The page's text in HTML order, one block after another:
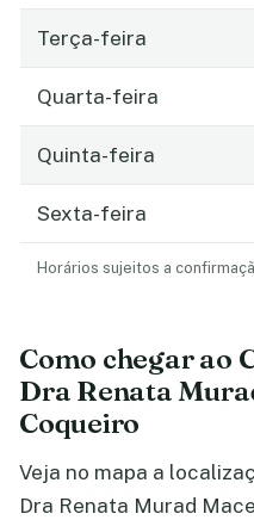
Terça-feira
Quarta-feira
Quinta-feira
Sexta-feira
Horários sujeitos a
Como chegar ao
Dra Renata
Coqueiro
Veja no mapa a
Dra Renata Murad